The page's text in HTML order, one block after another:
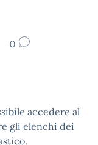
0
accedere al
gli elenchi dei